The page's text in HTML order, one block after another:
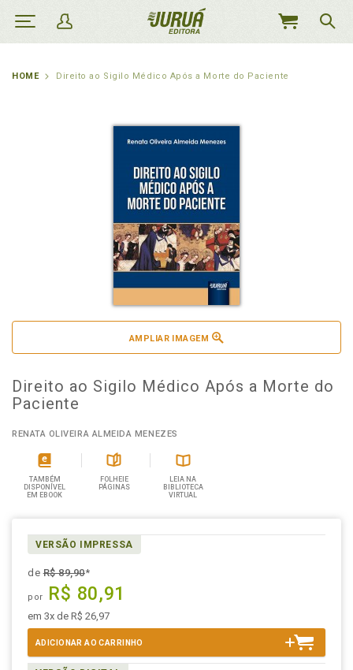
MEU
HOME Direito ao Sigilo Médico Após a Morte do Paciente
AMPLIAR IMAGEM
Direito ao Sigilo Médico Após a Morte do
Paciente
RENATA OLIVEIRA ALMEIDA MENEZES
TAMBÉM
DISPONÍVEL
EM EBOOK
FOLHEIE
PÁGINAS
LEIA NA
BIBLIOTECA
VIRTUAL
VERSÃO IMPRESSA
deR$ 89,90*
por R$ 80,91
em 3x de R$ 26,97
ADICIONAR AO CARRINHO